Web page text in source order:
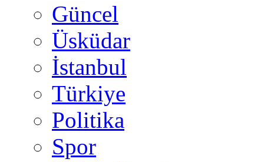
Güncel
Üsküdar
İstanbul
Türkiye
Politika
Spor